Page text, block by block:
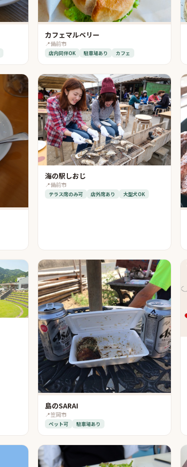
カフェマルベリー
📍備前市
店内同伴OK 駐車場あり カフェ
海の駅しおじ
📍備前市
テラス席のみ可 店外席あり 大型犬OK
島のSARAI
📍笠岡市
ペット可 駐車場あり